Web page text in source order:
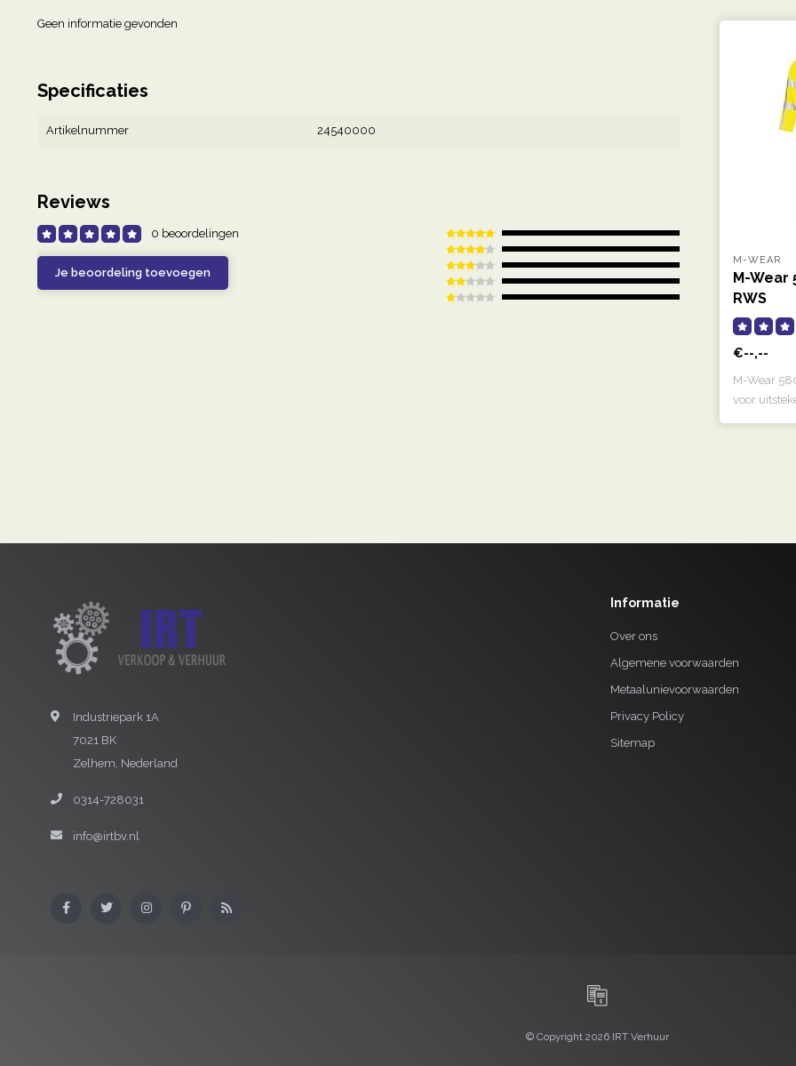
Geen informatie gevonden
Specificaties
Artikelnummer 24540000
Reviews
0 beoordelingen
Je beoordeling toevoegen
M-WEAR
M-Wear
RWS
€--,--
M-Wear
voor
Industriepark 1A
7021 BK
Zelhem, Nederland
0314-728031
info@irtbv.nl
Informatie
Over ons
Algemene voorwaarden
Metaalunievoorwaarden
Privacy Policy
Sitemap
© Copyright 2026 IRT Verhuur